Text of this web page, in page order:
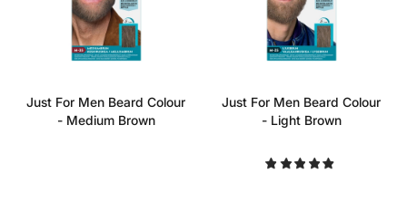
Just For Men Beard Colour
- Medium Brown
Just For Men Beard Colour
- Light Brown